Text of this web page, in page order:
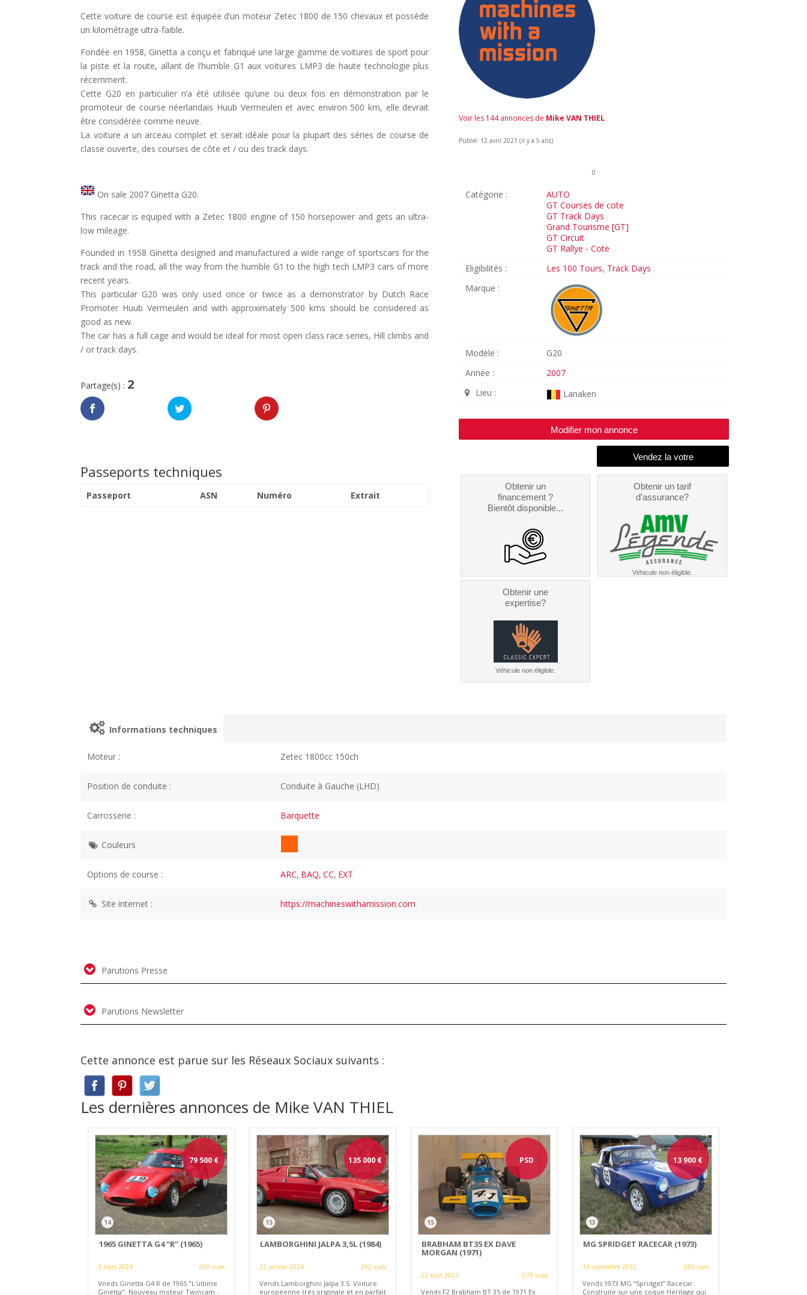
Cette voiture de course est équipée d’un moteur Zetec 1800 de 150 chevaux et possède
un kilométrage ultra-faible.
Fondée en 1958, Ginetta a conçu et fabriqué une large gamme de voitures de sport pour
la piste et la route, allant de l’humble G1 aux voitures LMP3 de haute technologie plus
récemment.
Cette G20 en particulier n’a été utilisée qu’une ou deux fois en démonstration par le
promoteur de course néerlandais Huub Vermeulen et avec environ 500 km, elle devrait
être considérée comme neuve.
La voiture a un arceau complet et serait idéale pour la plupart des séries de course de
classe ouverte, des courses de côte et / ou des track days.
On sale 2007 Ginetta G20.
This racecar is equiped with a Zetec 1800 engine of 150 horsepower and gets an ultra-
low mileage.
Founded in 1958 Ginetta designed and manufactured a wide range of sportscars for the
track and the road, all the way from the humble G1 to the high tech LMP3 cars of more
recent years.
This particular G20 was only used once or twice as a demonstrator by Dutch Race
Promoter Huub Vermeulen and with approximately 500 kms should be considered as
good as new.
The car has a full cage and would be ideal for most open class race series, Hill climbs and
/ or track days.
Partage(s) : 2
Passeports techniques
Passeport ASN Numéro Extrait
Voir les 144 annonces de Mike VAN THIEL
Publié: 12 avril 2021 (il y a 5 ans)
0
Catégorie :
AUTO
GT Courses de cote
GT Track Days
Grand Tourisme [GT]
GT Circuit
GT Rallye - Cote
Eligibilités :
Les 100 Tours, Track Days
Marque :
Modèle :
G20
Année :
2007
Lieu :
Lanaken
Modifier mon annonce
Obtenir un
financement ?
Bientôt disponible...
Obtenir un tarif
d’assurance?
Véhicule non éligible.
Obtenir une
expertise?
Véhicule non éligible.
Informations techniques
Moteur : Zetec 1800cc 150ch
Position de conduite : Conduite à Gauche (LHD)
Carrosserie : Barquette
Couleurs
Options de course : ARC, BAQ, CC, EXT
Site internet : https://machineswithamission.com
Parutions Presse
Parutions Newsletter
Cette annonce est parue sur les Réseaux Sociaux suivants :
Les dernières annonces de Mike VAN THIEL
79 500€
14
1965 GINETTA G4 “R” (1965)
3 mars 2024 689 vues
Vneds Ginetta G4 R de 1965."L'ultime
Ginetta". Nouveau moteur Twincam .
135 000 €
15
LAMBORGHINI JALPA 3,5L (1984)
22 janvier 2024 292 vues
Vends Lamborghini Jalpa 3.5. Voiture
européenne très originale et en parfait
PSD
15
BRABHAM BT35 EX DAVE
MORGAN (1971)
22 août 2023 679 vues
Vends F2 Brabham BT 35 de 1971 Ex
13 900 €
13
MG SPRIDGET RACECAR (1973)
14 septembre 2022 685 vues
Vends 1973 MG “Spridget” Racecar.
Construite sur une coque Heritage qui